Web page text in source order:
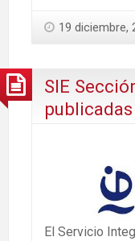
19 diciembre,
SIE
publicadas
El Servicio